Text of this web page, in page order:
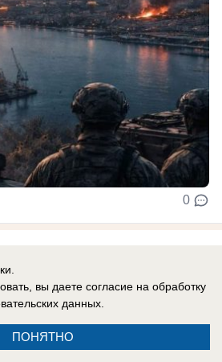
0
вы даете согласие на обработку
данных.
ПОНЯТНО